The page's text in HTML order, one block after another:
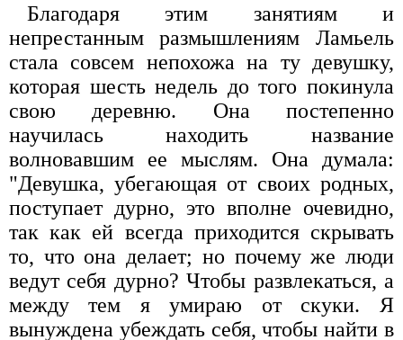
Благодаря этим занятиям и
непрестанным размышлениям Ламьель
стала совсем непохожа на ту девушку,
которая шесть недель до того покинула
свою деревню. Она постепенно
научилась находить название
волновавшим ее мыслям. Она думала:
"Девушка, убегающая от своих родных,
поступает дурно, это вполне очевидно,
так как ей всегда приходится скрывать
то, что она делает; но почему же люди
ведут себя дурно? Чтобы развлекаться, а
между тем я умираю от скуки. Я
вынуждена убеждать себя, чтобы найти в